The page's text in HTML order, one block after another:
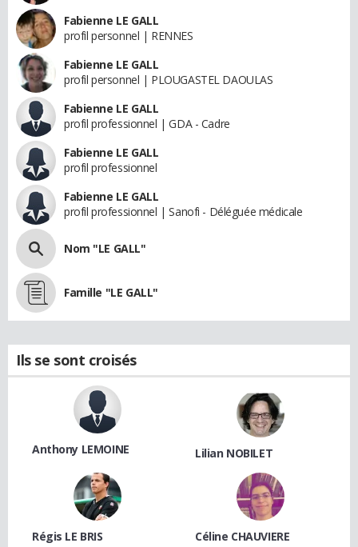
Fabienne LE GALL
profil personnel | RENNES
Fabienne LE GALL
profil personnel | PLOUGASTEL DAOULAS
Fabienne LE GALL
profil professionnel | GDA - Cadre
Fabienne LE GALL
profil professionnel
Fabienne LE GALL
profil professionnel | Sanofi - Déléguée médicale
Nom "LE GALL"
Famille "LE GALL"
Ils se sont croisés
Anthony LEMOINE Lilian NOBILET
Régis LE BRIS Céline CHAUVIERE